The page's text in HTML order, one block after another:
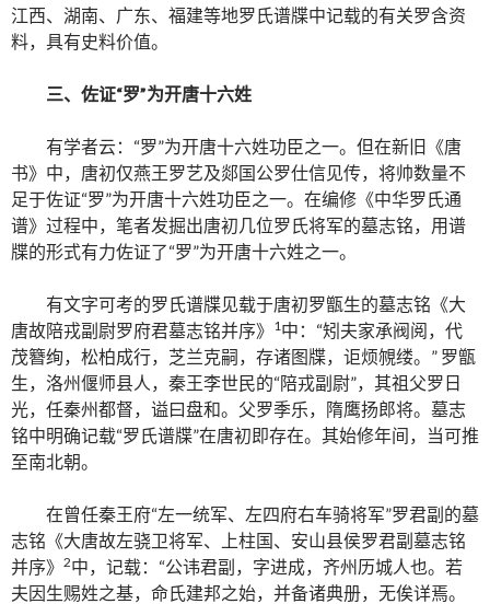
江西、湖南、广东、福建等地罗氏谱牒中记载的有关罗含资
料，具有史料价值。
三、佐证“罗”为开唐十六姓
有学者云：“罗”为开唐十六姓功臣之一。但在新旧《唐
书》中，唐初仅燕王罗艺及郯国公罗仕信见传，将帅数量不
足于佐证“罗”为开唐十六姓功臣之一。在编修《中华罗氏通
谱》过程中，笔者发掘出唐初几位罗氏将军的墓志铭，用谱
牒的形式有力佐证了“罗”为开唐十六姓之一。
有文字可考的罗氏谱牒见载于唐初罗甑生的墓志铭《大
唐故陪戎副尉罗府君墓志铭并序》 1 中：“矧夫家承阀阅，代
茂簪绚，松柏成行，芝兰克嗣，存诸图牒，讵烦覙缕。” 罗甑
生，洛州偃师县人，秦王李世民的“陪戎副尉”，其祖父罗日
光，任秦州都督，谥曰盘和。父罗季乐，隋鹰扬郎将。墓志
铭中明确记载“罗氏谱牒”在唐初即存在。其始修年间，当可推
至南北朝。
在曾任秦王府“左一统军、左四府右车骑将军”罗君副的墓
志铭《大唐故左骁卫将军、上柱国、安山县侯罗君副墓志铭
并序》 2中，记载：“公讳君副，字进成，齐州历城人也。若
夫因生赐姓之基，命氏建邦之始，并备诸典册，无俟详焉。